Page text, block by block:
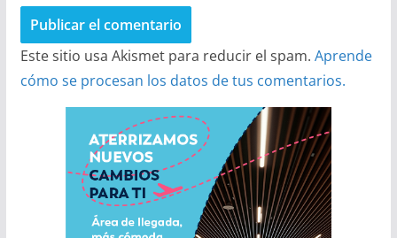
Este sitio usa Akismet para reducir el spam. Aprende
cómo se procesan los datos de tus comentarios.